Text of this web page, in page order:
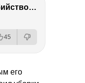
Антон Немцов — убийство Бориса Немцова, переезд в Дубай, семья и политика
45
его